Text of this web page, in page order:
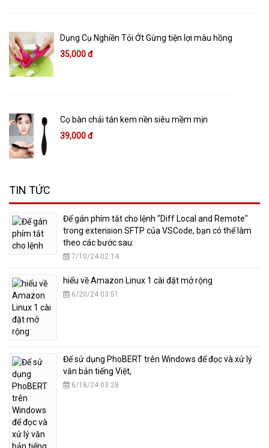
Dụng Cụ Nghiền Tỏi Ớt Gừng tiện lợi màu hồng
35,000 đ
Cọ bàn chải tán kem nền siêu mềm mịn
39,000 đ
TIN TỨC
​Để gán phím tắt cho lệnh "Diff Local and Remote"
trong extension SFTP của VSCode, bạn có thể làm
theo các bước sau:
7/10/24 02:14
hiểu về Amazon Linux 1 cài đặt mở rộng
6/20/24 03:51
​Để sử dụng PhoBERT trên Windows để đọc và xử lý
văn bản tiếng Việt,
6/18/24 03:28